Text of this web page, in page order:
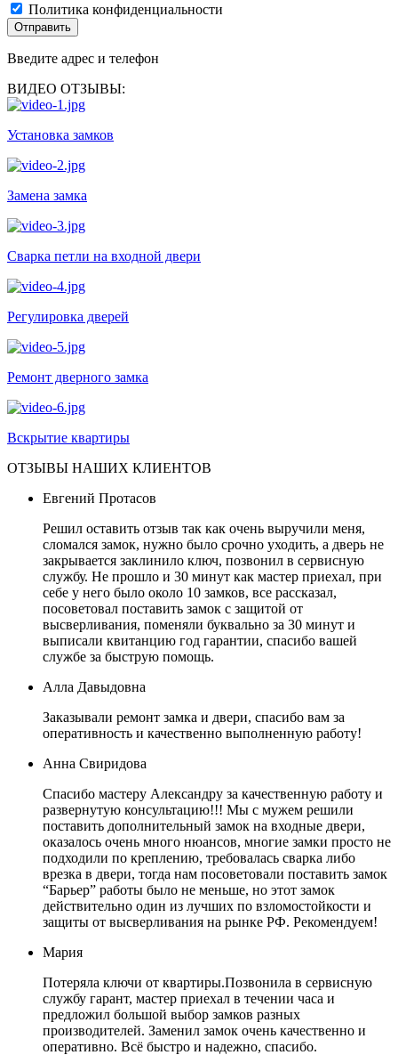
Политика конфиденциальности
Отправить
Введите адрес и телефон
ВИДЕО ОТЗЫВЫ:
Установка замков
Замена замка
Сварка петли на входной двери
Регулировка дверей
Ремонт дверного замка
Вскрытие квартиры
ОТЗЫВЫ НАШИХ КЛИЕНТОВ
Евгений Протасов
Решил оставить отзыв так как очень выручили меня,
сломался замок, нужно было срочно уходить, а дверь не
закрывается заклинило ключ, позвонил в сервисную
службу. Не прошло и 30 минут как мастер приехал, при
себе у него было около 10 замков, все рассказал,
посоветовал поставить замок с защитой от
высверливания, поменяли буквально за 30 минут и
выписали квитанцию год гарантии, спасибо вашей
службе за быструю помощь.
Алла Давыдовна
Заказывали ремонт замка и двери, спасибо вам за
оперативность и качественно выполненную работу!
Анна Свиридова
Спасибо мастеру Александру за качественную работу и
развернутую консультацию!!! Мы с мужем решили
поставить дополнительный замок на входные двери,
оказалось очень много нюансов, многие замки просто не
подходили по креплению, требовалась сварка либо
врезка в двери, тогда нам посоветовали поставить замок
“Барьер” работы было не меньше, но этот замок
действительно один из лучших по взломостойкости и
защиты от высверливания на рынке РФ. Рекомендуем!
Мария
Потеряла ключи от квартиры.Позвонила в сервисную
службу гарант, мастер приехал в течении часа и
предложил большой выбор замков разных
производителей. Заменил замок очень качественно и
оперативно. Всё быстро и надежно, спасибо.